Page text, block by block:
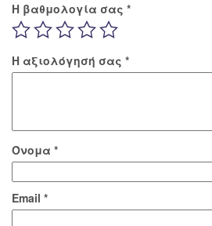
Η βαθμολογία σας *
Η αξιολόγησή σας *
Όνομα *
Email *